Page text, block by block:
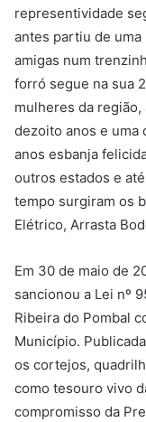
representividade
antes partiu de
amigas num
forró segue na sua
mulheres da
dezoito anos e uma
anos esbanja
outros estados e
tempo surgiram os
Elétrico, Arrasta
Em 30 de maio de
sancionou a Lei nº
Ribeira do Pombal
Município.
os cortejos,
como tesouro vivo
compromisso da